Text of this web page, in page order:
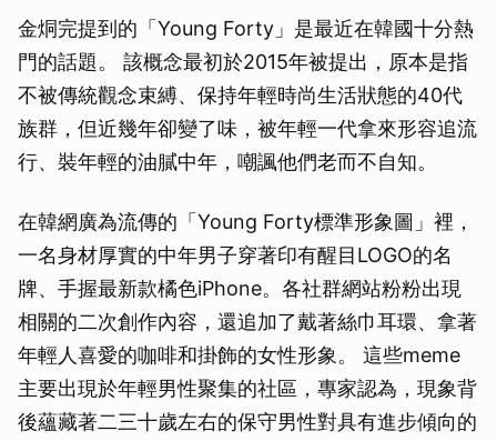
金烔完提到的「Young Forty」是最近在韓國十分熱
門的話題。 該概念最初於2015年被提出，原本是指
不被傳統觀念束縛、保持年輕時尚生活狀態的40代
族群，但近幾年卻變了味，被年輕一代拿來形容追流
行、裝年輕的油膩中年，嘲諷他們老而不自知。
在韓網廣為流傳的「Young Forty標準形象圖」裡，
一名身材厚實的中年男子穿著印有醒目LOGO的名
牌、手握最新款橘色iPhone。各社群網站粉粉出現
相關的二次創作內容，還追加了戴著絲巾耳環、拿著
年輕人喜愛的咖啡和掛飾的女性形象。 這些meme
主要出現於年輕男性聚集的社區，專家認為，現象背
後蘊藏著二三十歲左右的保守男性對具有進步傾向的